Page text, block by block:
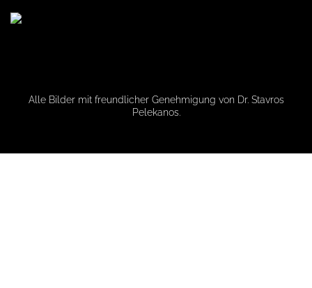
Alle Bilder mit freundlicher Genehmigung von Dr. Stavros
Pelekanos.